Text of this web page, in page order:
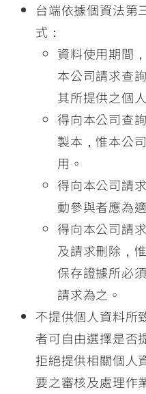
台端依據個資法第
式：
資料使用期間
本公司請求查
其所提供之個
得向本公司查
製本，惟本公
用。
得向本公司請
動參與者應為
得向本公司請
及請求刪除，
保存證據所必
請求為之。
不提供個人資料所
者可自由選擇是否
拒絕提供相關個人
要之審核及處理作